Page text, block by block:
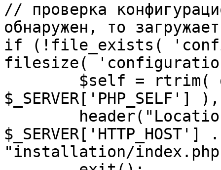
// проверка
обнаружен, то
if (!file_exists(
filesize(
"installation/